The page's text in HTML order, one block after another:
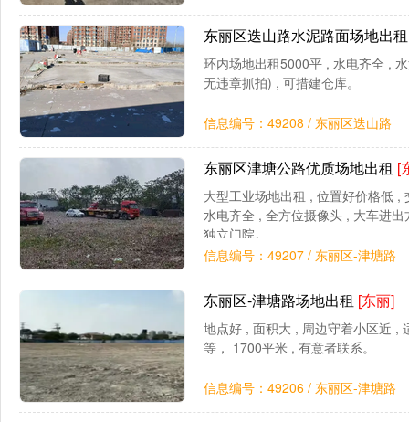
东丽区迭山路水泥路面场地出
环内场地出租5000平 , 水电齐全 ,
无违章抓拍) , 可措建仓库。
信息编号：49208 / 东丽区迭山路
东丽区津塘公路优质场地出租 [
大型工业场地出租 , 位置好价格低 ,
水电齐全 , 全方位摄像头 , 大车进
独立门院。
信息编号：49207 / 东丽区-津塘路
东丽区-津塘路场地出租 [东丽]
地点好 , 面积大 , 周边守着小区近 ,
等， 1700平米 , 有意者联系。
信息编号：49206 / 东丽区-津塘路